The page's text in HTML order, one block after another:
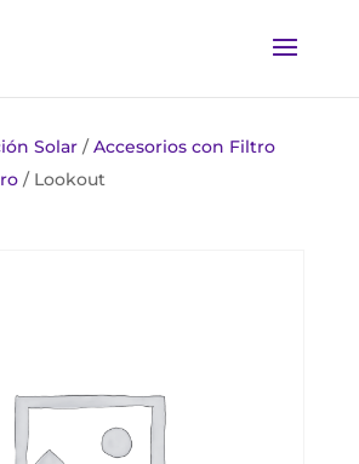
Solar/Accesorios con Filtro
/ Lookout